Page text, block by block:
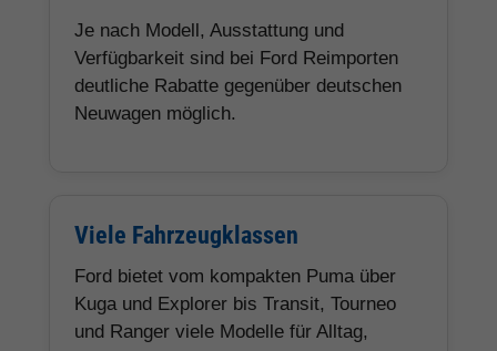
Je nach Modell, Ausstattung und
Verfügbarkeit sind bei Ford Reimporten
deutliche Rabatte gegenüber deutschen
Neuwagen möglich.
Viele Fahrzeugklassen
Ford bietet vom kompakten Puma über
Kuga und Explorer bis Transit, Tourneo
und Ranger viele Modelle für Alltag,